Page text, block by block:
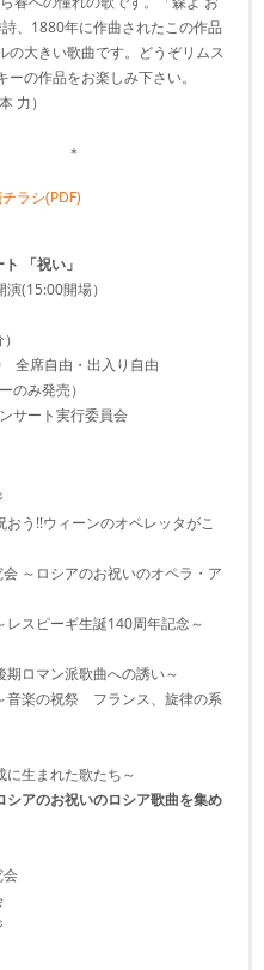
、1880年に作曲されたこの作品
の大きい歌曲です。どうぞリムス
の作品をお楽しみ下さい。
力）
ラシ(PDF)
「祝い」
(15:00開場）
全席自由・出入り自由
のみ発売）
サート実行委員会
う!!ウィーンのオペレッタがこ
～ロシアのお祝いのオペラ・ア
スピーギ生誕140周年記念～
ロマン派歌曲への誘い～
音楽の祝祭 フランス、旋律の系
生まれた歌たち～
アのお祝いのロシア歌曲を集め